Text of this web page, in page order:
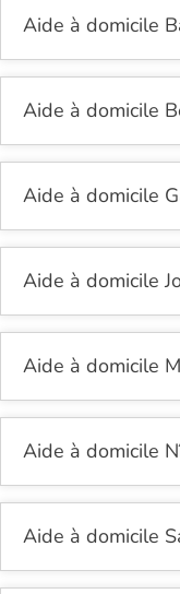
Aide à domicile
Aide à domicile
Aide à domicile
Aide à domicile
Aide à domicile
Aide à domicile
Aide à domicile